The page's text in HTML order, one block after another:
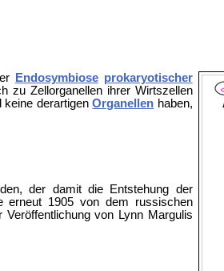
Endosymbiose prokaryotischer
zu Zellorganellen ihrer Wirtszellen
keine derartigenOrganellen haben,
der damit die Entstehung der
1905 von dem russischen
von Lynn Margulis